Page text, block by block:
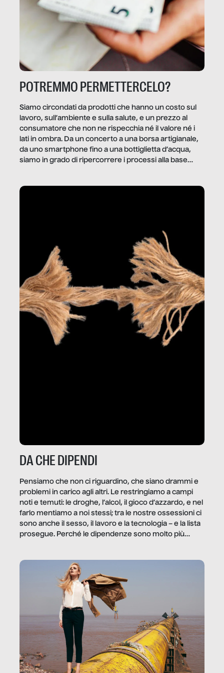
POTREMMO PERMETTERCELO?
Siamo circondati da prodotti che hanno un costo sul
lavoro, sull’ambiente e sulla salute, e un prezzo al
consumatore che non ne rispecchia né il valore né i
lati in ombra. Da un concerto a una borsa artigianale,
da uno smartphone fino a una bottiglietta d’acqua,
siamo in grado di ripercorrere i processi alla base
dietro gli oggetti e i servizi che fanno la nostra vita
DA CHE DIPENDI
Pensiamo che non ci riguardino, che siano drammi e
problemi in carico agli altri. Le restringiamo a campi
noti e temuti: le droghe, l’alcol, il gioco d’azzardo, e nel
farlo mentiamo a noi stessi; tra le nostre ossessioni ci
sono anche il sesso, il lavoro e la tecnologia – e la lista
prosegue. Perché le dipendenze sono molto più
trae un guadagno. In questo reportage vediamo
quale e come.